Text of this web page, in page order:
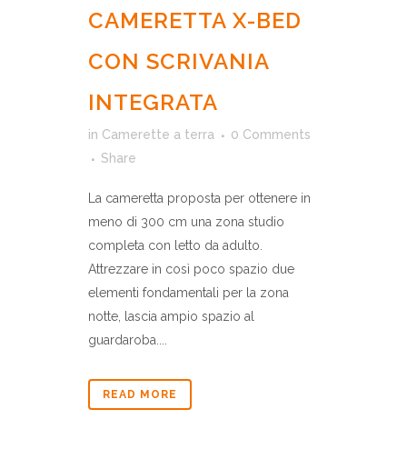
CAMERETTA X-BED
CON SCRIVANIA
INTEGRATA
in Camerette a terra
0 Comments
Share
La cameretta proposta per ottenere in
meno di 300 cm una zona studio
completa con letto da adulto.
Attrezzare in così poco spazio due
elementi fondamentali per la zona
notte, lascia ampio spazio al
guardaroba....
READ MORE